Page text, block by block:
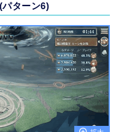
パターン6)